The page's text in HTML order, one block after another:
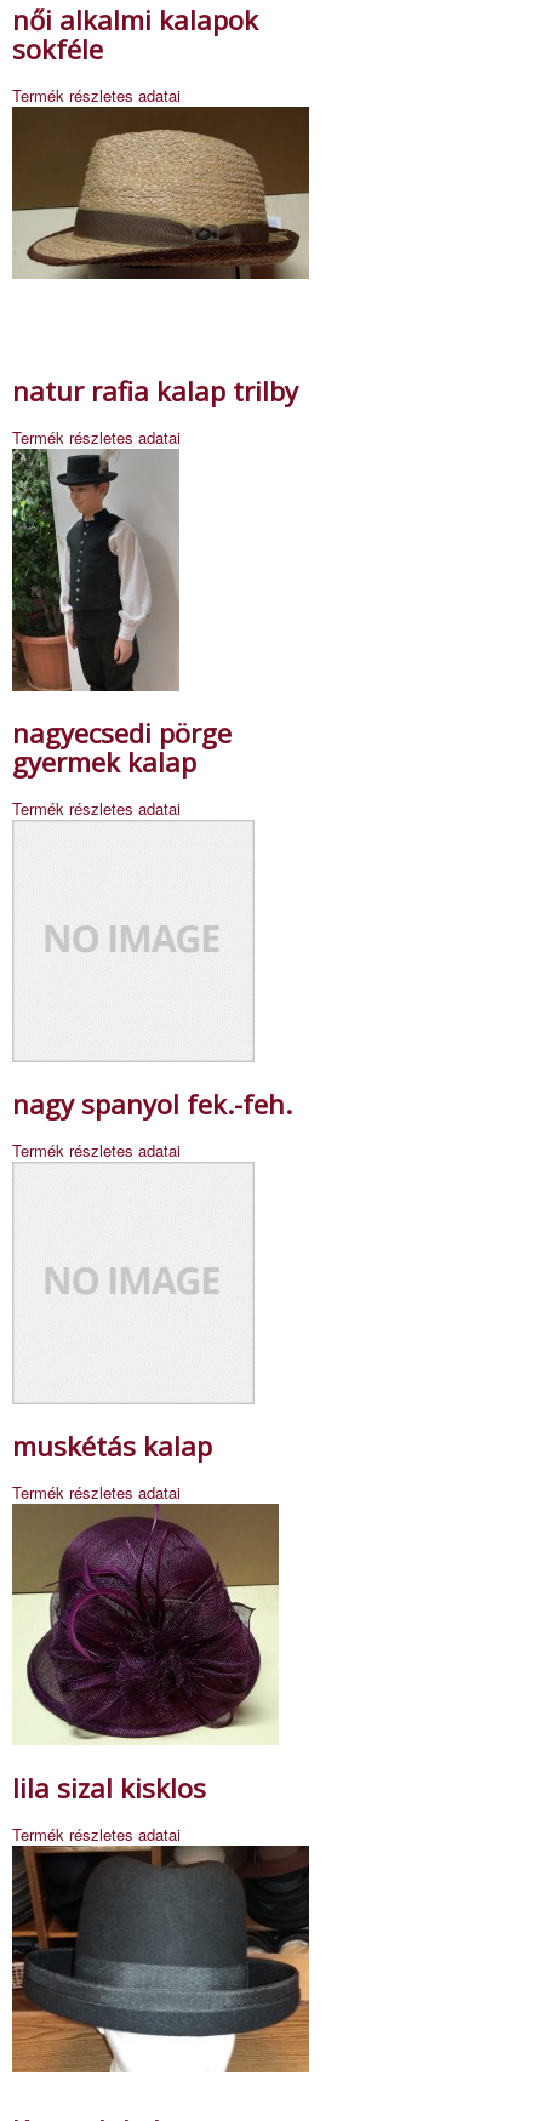
női alkalmi kalapok
sokféle
Termék részletes adatai
natur rafia kalap trilby
Termék részletes adatai
nagyecsedi pörge
gyermek kalap
Termék részletes adatai
nagy spanyol fek.-feh.
Termék részletes adatai
muskétás kalap
Termék részletes adatai
lila sizal kisklos
Termék részletes adatai